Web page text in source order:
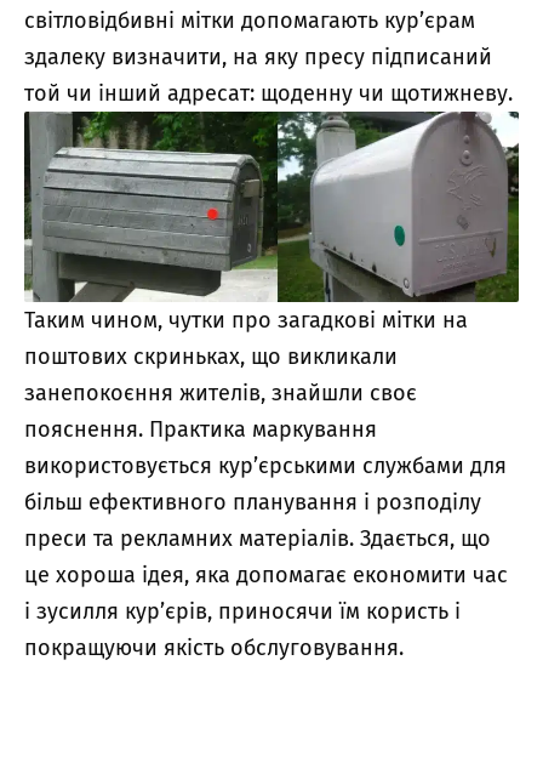
світловідбивні мітки допомагають кур’єрам
здалеку визначити, на яку пресу підписаний
той чи інший адресат: щоденну чи щотижневу.
Таким чином, чутки про загадкові мітки на
поштових скриньках, що викликали
занепокоєння жителів, знайшли своє
пояснення. Практика маркування
використовується кур’єрськими службами для
більш ефективного планування і розподілу
преси та рекламних матеріалів. Здається, що
це хороша ідея, яка допомагає економити час
і зусилля кур’єрів, приносячи їм користь і
покращуючи якість обслуговування.